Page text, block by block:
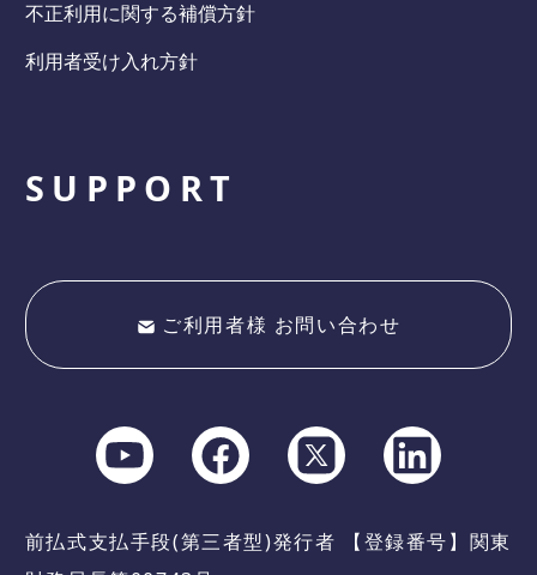
不正利用に関する補償方針
利用者受け入れ方針
SUPPORT
ご利用者様 お問い合わせ
前払式支払手段(第三者型)発行者 【登録番号】関東